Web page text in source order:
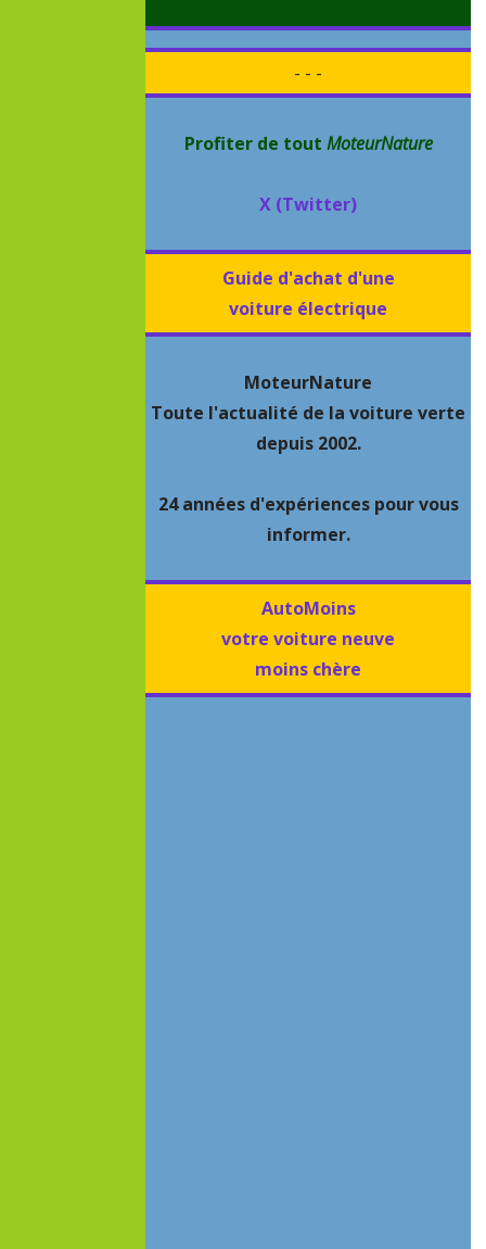
- - -
Profiter de tout MoteurNature
X (Twitter)
Guide d'achat d'une
voiture électrique
MoteurNature
Toute l'actualité de la voiture verte
depuis 2002.
24 années d'expériences pour vous
informer.
AutoMoins
votre voiture neuve
moins chère